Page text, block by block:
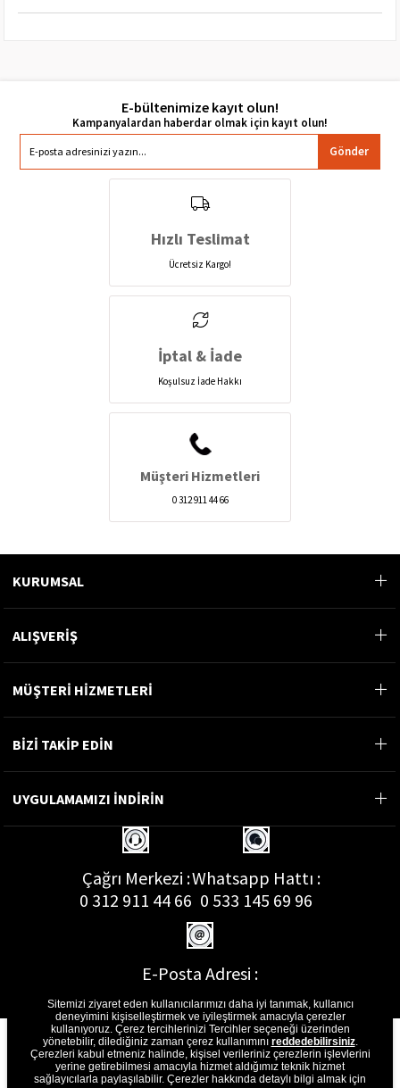
E-bültenimize kayıt olun!
Gönder
Hızlı Teslimat
Ücretsiz Kargo!
İptal & İade
Koşulsuz İade Hakkı
Müşteri Hizmetleri
0 312 911 44 66
KURUMSAL
ALIŞVERİŞ
MÜŞTERİ HİZMETLERİ
BİZİ TAKİP EDİN
UYGULAMAMIZI İNDİRİN
Çağrı Merkezi :
0 312 911 44 66
Whatsapp Hattı :
0 533 145 69 96
E-Posta Adresi :
musterihizmetleri@gon.com.tr
Sitemizi ziyaret eden kullanıcılarımızı daha iyi tanımak, kullanıcı
deneyimini kişiselleştirmek ve iyileştirmek amacıyla çerezler
kullanıyoruz. Çerez tercihlerinizi Tercihler seçeneği üzerinden
yönetebilir, dilediğiniz zaman çerez kullanımını reddedebilirsiniz.
Çerezleri kabul etmeniz halinde, kişisel verileriniz çerezlerin işlevlerini
yerine getirebilmesi amacıyla hizmet aldığımız teknik hizmet
sağlayıcılarla paylaşılabilir. Çerezler hakkında detaylı bilgi almak için